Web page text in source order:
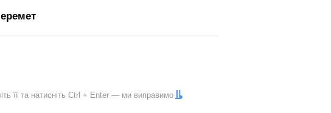
її та натисніть Ctrl + Enter — ми виправимо